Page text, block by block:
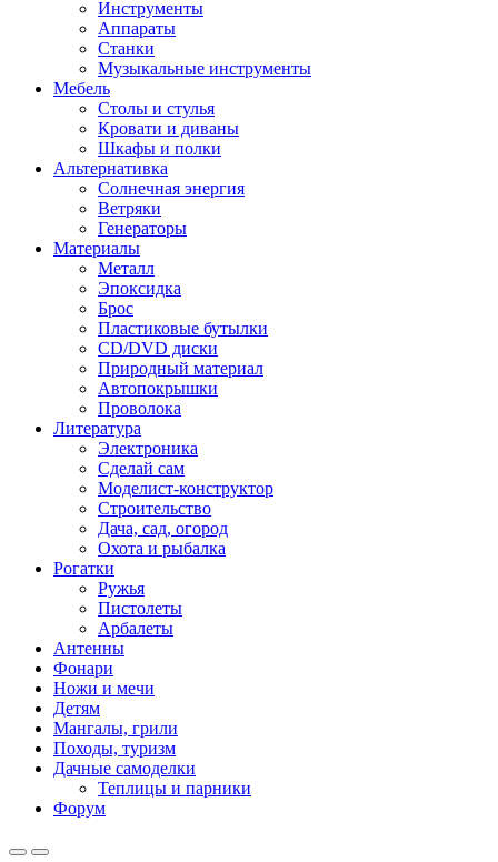
Инструменты
Аппараты
Станки
Музыкальные инструменты
Мебель
Столы и стулья
Кровати и диваны
Шкафы и полки
Альтернативка
Солнечная энергия
Ветряки
Генераторы
Материалы
Металл
Эпоксидка
Брос
Пластиковые бутылки
CD/DVD диски
Природный материал
Автопокрышки
Проволока
Литература
Электроника
Сделай сам
Моделист-конструктор
Строительство
Дача, сад, огород
Охота и рыбалка
Рогатки
Ружья
Пистолеты
Арбалеты
Антенны
Фонари
Ножи и мечи
Детям
Мангалы, грили
Походы, туризм
Дачные самоделки
Теплицы и парники
Форум